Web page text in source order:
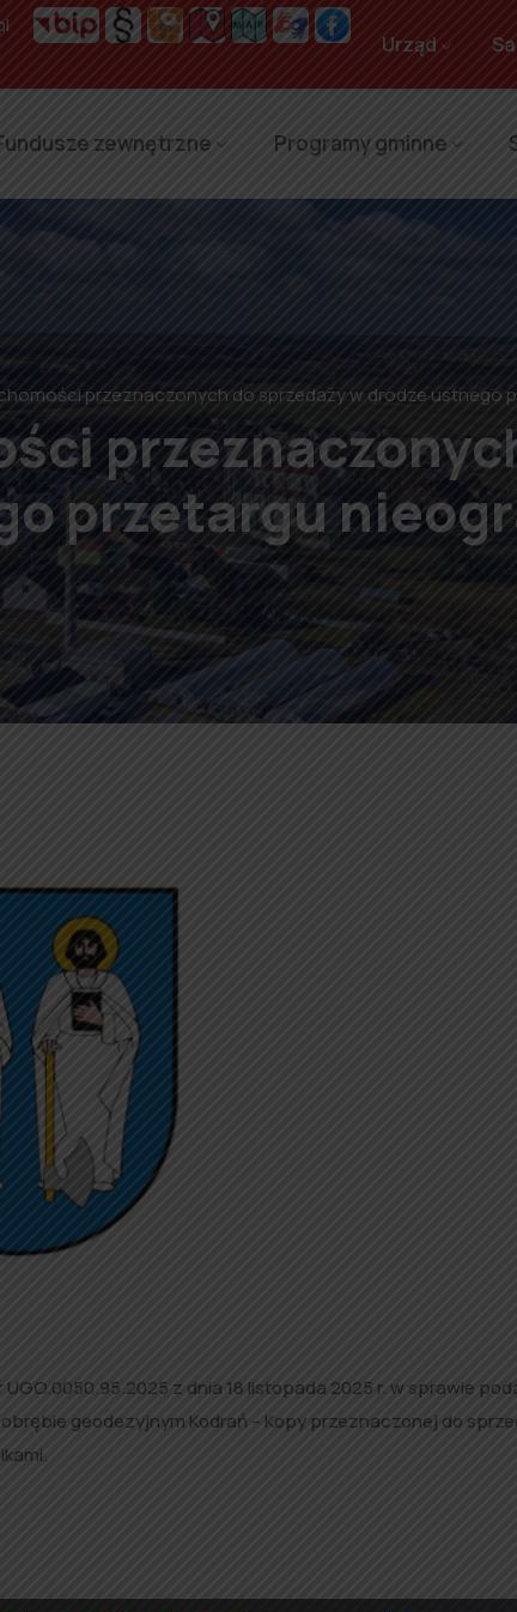
Urząd
zewnętrzne Programy gminne
przeznaczonych do sprzedaży w drodze ustnego
przetargu
z dnia 18 listopada 2025 r. w sprawie
geodezyjnym Kodrań – Kopy przeznaczonej do